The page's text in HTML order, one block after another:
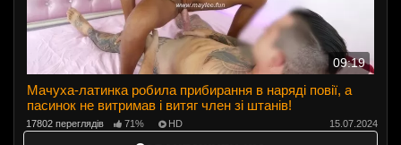
09:19
Мачуха-латинка робила прибирання в наряді повії, а
пасинок не витримав і витяг член зі штанів!
17802 переглядів 71% HD 15.07.2024